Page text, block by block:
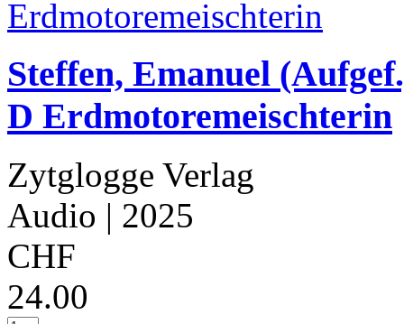
Steffen, Emanuel
D Erdmotoremeischterin
Zytglogge Verlag
Audio | 2025
CHF
24.00